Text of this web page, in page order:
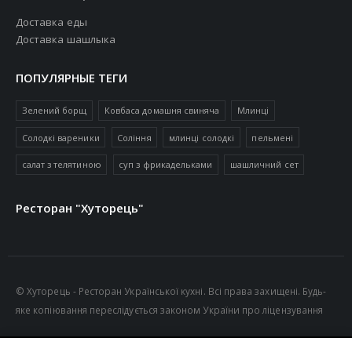
Доставка еды
Доставка шашлыка
ПОПУЛЯРНЫЕ ТЕГИ
Зелений борщ Ковбаса домашня свиняча Млинці
Солодкі вареники Соління млинці солодкі пельмені
салат з телятиною суп з фрикадельками шашличний сет
Ресторан "Хуторець"
© Хуторець - Ресторан Української кухні. Всі права захищені. Будь-
яке копіювання переслідується законом України про ліцензування